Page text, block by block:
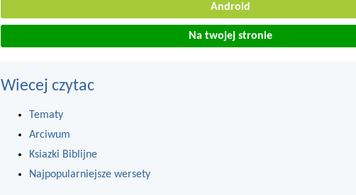
Android
Na twojej stronie
Wiecej czytac
Tematy
Arciwum
Ksiazki Biblijne
Najpopularniejsze wersety